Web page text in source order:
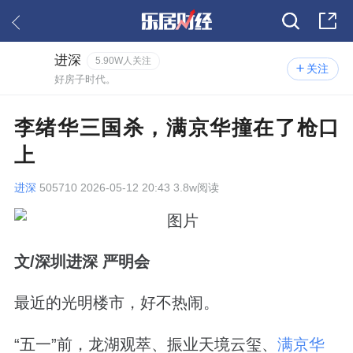
关注
进深 5.90W人关注
好房子时代。
李绪华三国杀，满京华撞在了枪口
上
进深 505710 2026-05-12 20:43 3.8w阅读
文/深圳进深 严明会
最近的光明楼市，好不热闹。
“五一”前，龙湖观萃、振业天境云玺、 满京华